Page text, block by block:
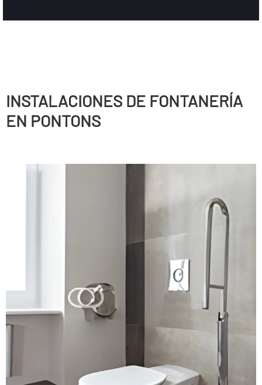
INSTALACIONES DE FONTANERÍ­A
EN PONTONS